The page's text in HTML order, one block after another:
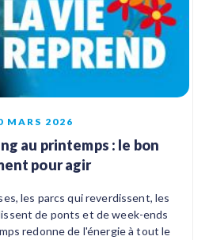
MARS 2026
au printemps : le bon
pour agir
les parcs qui reverdissent, les
de ponts et de week-ends
redonne de l'énergie à tout le